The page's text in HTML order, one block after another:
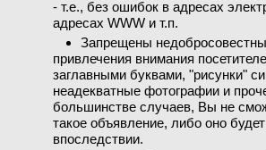
- т.е., без ошибок в адресах
адресах WWW и т.п.
Запрещены
привлечения внимания
заглавными буквами, "рисунки"
неадекватные фотографии и
большинстве случаев, Вы не
такое объявление, либо оно
впоследствии.